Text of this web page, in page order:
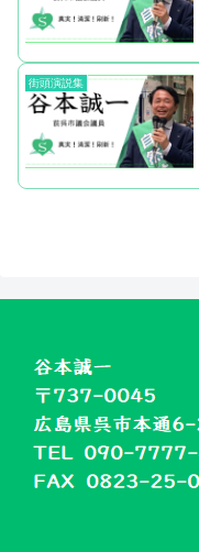
街頭演説集